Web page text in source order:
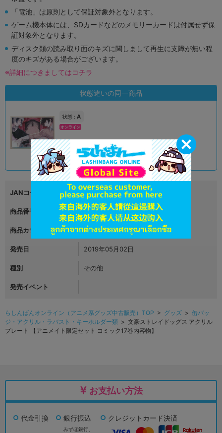
「電池」は原則として保証対象外となります。
ゲーム機本体には、SDカードなどのメモリーカードは付属せず保
証対象外となります。
ディスク類の読み取り面のキズに関しまして再生に支障が無い程
度のキズがある場合がございます。
※詳細につきましてはコチラ
状態違いの同一商品
状態 : A
オンライン
品切状態 1,491円 税込
JANコード
商品番号 L06348182
商品カテゴリ グッズ
発売日 2019年05月02日
種別 その他
発売イベント
らしんばんオンライン（アニメ系グッズ中古販売）TOP > グッズ > 缶バッ
ジ・アクリル・ラバスト・キーホルダー類 > 文豪ストレイドッグス アクリル
プレート 【アニメイト限定セット コミック17巻内容物】
お支払い方法
代金引換 銀行振込
みずほ銀行、
クレジットカード決済